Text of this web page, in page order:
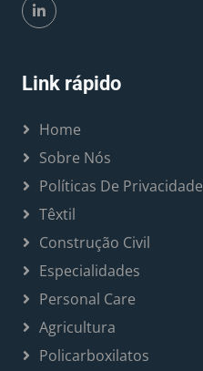
Link rápido
Home
Sobre Nós
Políticas De Privacidade
Têxtil
Construção Civil
Especialidades
Personal Care
Agricultura
Policarboxilatos